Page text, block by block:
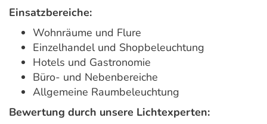
Einsatzbereiche:
Wohnräume und Flure
Einzelhandel und Shopbeleuchtung
Hotels und Gastronomie
Büro- und Nebenbereiche
Allgemeine Raumbeleuchtung
Bewertung durch unsere Lichtexperten: